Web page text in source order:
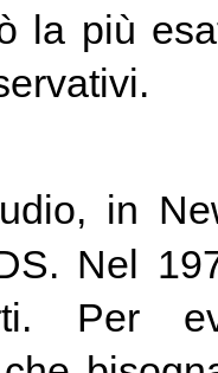
la più
in
Nel
Per